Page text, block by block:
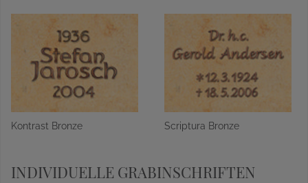
Kontrast Bronze Scriptura Bronze
INDIVIDUELLE GRABINSCHRIFTEN